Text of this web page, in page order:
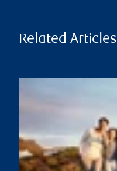
Related Articles